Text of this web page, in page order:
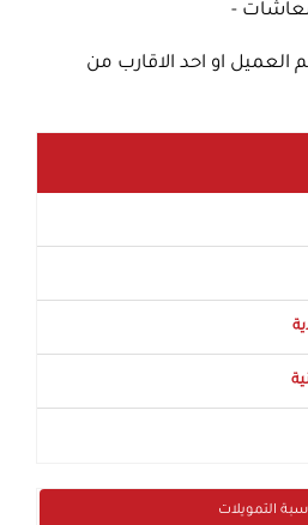
-
او احد الاقارب من
التمويلات